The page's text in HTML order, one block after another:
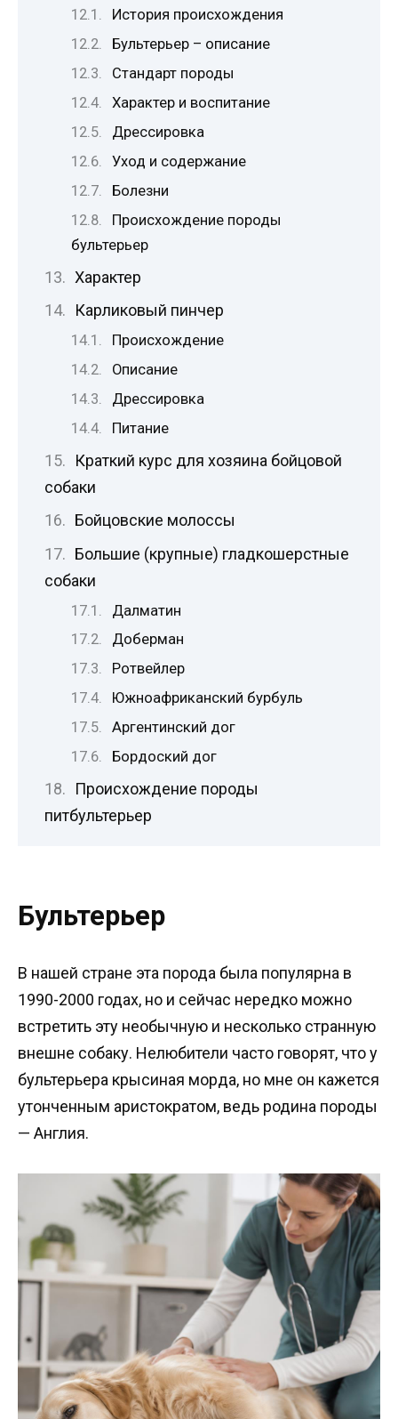
История происхождения
Бультерьер – описание
Стандарт породы
Характер и воспитание
Дрессировка
Уход и содержание
Болезни
Происхождение породы
бультерьер
Характер
Карликовый пинчер
Происхождение
Описание
Дрессировка
Питание
Краткий курс для хозяина бойцовой
собаки
Бойцовские молоссы
Большие (крупные) гладкошерстные
собаки
Далматин
Доберман
Ротвейлер
Южноафриканский бурбуль
Аргентинский дог
Бордоский дог
Происхождение породы
питбультерьер
Бультерьер
В нашей стране эта порода была популярна в
1990-2000 годах, но и сейчас нередко можно
встретить эту необычную и несколько странную
внешне собаку. Нелюбители часто говорят, что у
бультерьера крысиная морда, но мне он кажется
утонченным аристократом, ведь родина породы
— Англия.